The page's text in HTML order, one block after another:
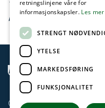
Teksten er skrevet av
Marit Asheim.
BÆRINGEN
© 2026 Bærum
retningslinjene våre for
informasjonskapsler. Les mer
STRENGT
YTELSE
MARKEDSFØRING
FUNKSJONALITET